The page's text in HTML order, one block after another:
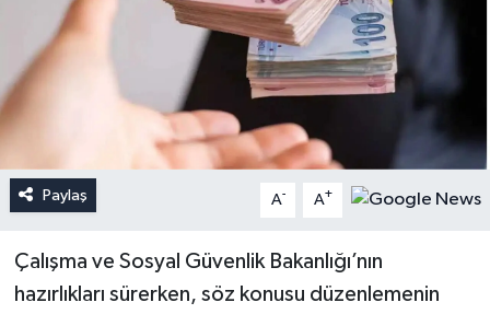
Paylaş A- A+
Çalışma ve Sosyal Güvenlik Bakanlığı’nın
hazırlıkları sürerken, söz konusu düzenlemenin